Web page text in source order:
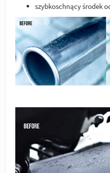
szybkoschnący środek